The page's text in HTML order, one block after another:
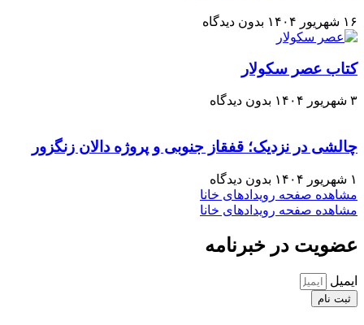
۱۶ شهریور ۱۴۰۴ بدون دیدگاه
کتاب عصر سکولار
۳ شهریور ۱۴۰۴ بدون دیدگاه
چالشی در نزدیک؛ قفقاز جنوبی و پروژه دالان زنگزور
۱ شهریور ۱۴۰۴
بدون دیدگاه
مشاهده صفحه رویدادهای خانا
مشاهده صفحه رویدادهای خانا
عضویت در خبرنامه
ایمیل
ثبت نام